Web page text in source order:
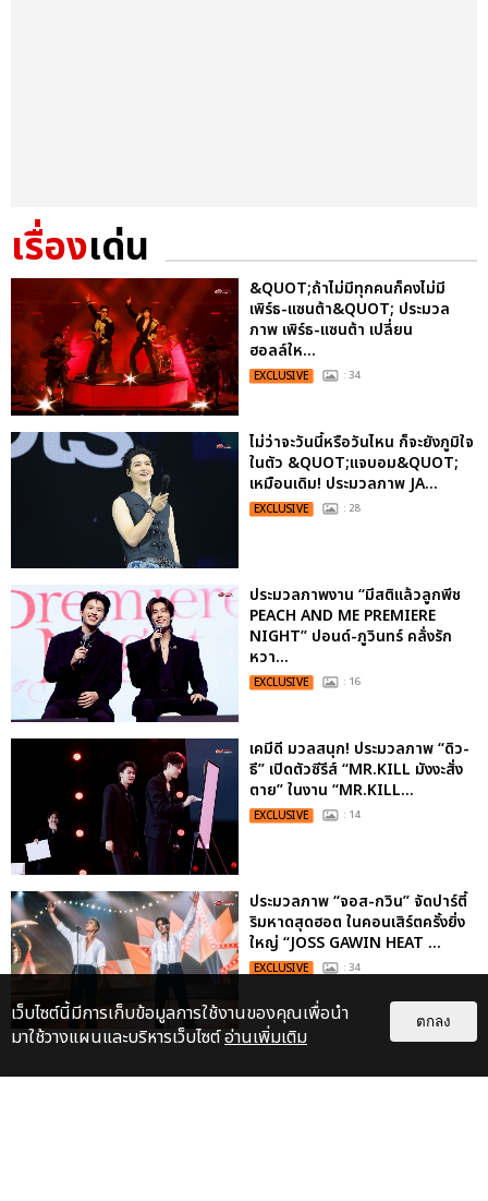
เรื่องเด่น
&QUOT;ถ้าไม่มีทุกคนก็คงไม่มี
เพิร์ธ-แซนต้า&QUOT; ประมวล
ภาพ เพิร์ธ-แซนต้า เปลี่ยน
ฮอลล์ให...
EXCLUSIVE : 34
ไม่ว่าจะวันนี้หรือวันไหน ก็จะยังภูมิใจ
ในตัว &QUOT;แจบอม&QUOT;
เหมือนเดิม! ประมวลภาพ JA...
EXCLUSIVE : 28
ประมวลภาพงาน “มีสติแล้วลูกพีช
PEACH AND ME PREMIERE
NIGHT” ปอนด์-ภูวินทร์ คลั่งรัก
หวา...
EXCLUSIVE : 16
เคมีดี มวลสนุก! ประมวลภาพ “ดิว-
ธี” เปิดตัวซีรีส์ “MR.KILL มังงะสั่ง
ตาย” ในงาน “MR.KILL...
EXCLUSIVE : 14
ประมวลภาพ “จอส-กวิน” จัดปาร์ตี้
ริมหาดสุดฮอต ในคอนเสิร์ตครั้งยิ่ง
ใหญ่ “JOSS GAWIN HEAT ...
EXCLUSIVE : 34
เว็บไซต์นี้มีการเก็บข้อมูลการใช้งานของคุณเพื่อนำ
มาใช้วางแผนและบริหารเว็บไซต์อ่านเพิ่มเติม
ตกลง